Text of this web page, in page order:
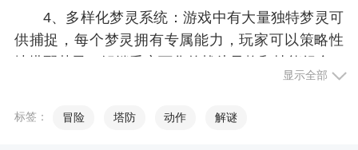
4、多样化梦灵系统：游戏中有大量独特梦灵可
供捕捉，每个梦灵拥有专属能力，玩家可以策略性
随机房间，让你在每次冒险中体验新的挑战和冒险
显示全部
标签： 冒险 塔防 动作 解谜